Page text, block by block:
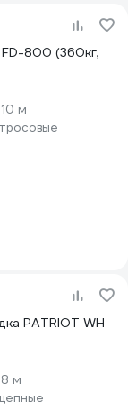
800 (360кг,
10 м
PATRIOT WH
8 м